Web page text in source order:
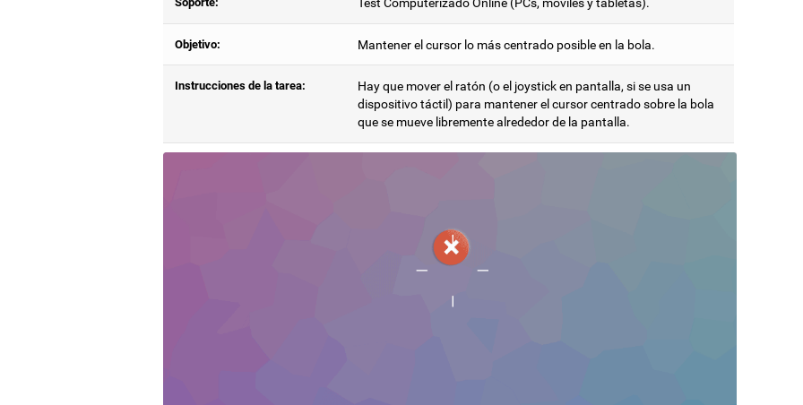
Objetivo: Mantener el cursor lo más centrado posible en la bola.
Instrucciones de la tarea:
Hay que mover el ratón (o el joystick en pantalla, si se usa un
dispositivo táctil) para mantener el cursor centrado sobre la bola
que se mueve libremente alrededor de la pantalla.